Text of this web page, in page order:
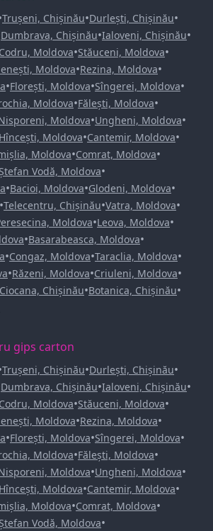
Trușeni, Chișinău•Durlești, Chișinău•
Dumbrava, Chișinău•Ialoveni, Chișinău•
Codru, Moldova•Stăuceni, Moldova•
Moldova•Rezina, Moldova•
•Florești, Moldova•Sîngerei, Moldova•
Moldova•Fălești, Moldova•
Moldova•Ungheni, Moldova•
Hîncești, Moldova•Cantemir, Moldova•
Moldova•Comrat, Moldova•
Ștefan Vodă, Moldova•
•Bacioi, Moldova•Glodeni, Moldova•
•Telecentru, Chișinău•Vatra, Moldova•
Moldova•Leova, Moldova•
•Basarabeasca, Moldova•
•Congaz, Moldova•Taraclia, Moldova•
•Răzeni, Moldova•Criuleni, Moldova•
Ciocana, Chișinău•Botanica, Chișinău•
gips carton
Trușeni, Chișinău•Durlești, Chișinău•
Dumbrava, Chișinău•Ialoveni, Chișinău•
Codru, Moldova•Stăuceni, Moldova•
Moldova•Rezina, Moldova•
•Florești, Moldova•Sîngerei, Moldova•
Moldova•Fălești, Moldova•
Moldova•Ungheni, Moldova•
Hîncești, Moldova•Cantemir, Moldova•
Moldova•Comrat, Moldova•
Ștefan Vodă, Moldova•